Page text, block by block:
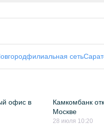
филиальная сеть
офис в
Камкомбанк
Москве
28 июля 10:20